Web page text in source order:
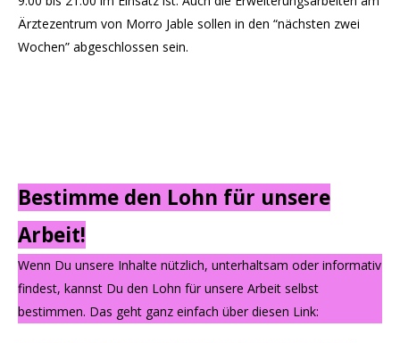
Ärztezentrum von Morro Jable sollen in den “nächsten zwei
Wochen” abgeschlossen sein.
Bestimme den Lohn für unsere
Arbeit!
Wenn Du unsere Inhalte nützlich, unterhaltsam oder informativ
findest, kannst Du den Lohn für unsere Arbeit selbst
bestimmen. Das geht ganz einfach über diesen Link: